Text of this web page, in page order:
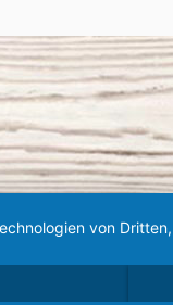
von